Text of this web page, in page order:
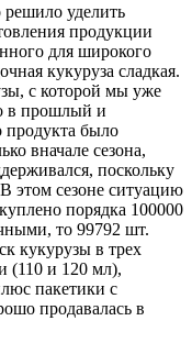
решило уделить
продукции
для широкого
кукуруза сладкая.
с которой мы уже
в прошлый и
продукта было
вначале сезона,
поскольку
этом сезоне ситуацию
порядка 100000
то 99792 шт.
кукурузы в трех
(110 и 120 мл),
пакетики с
продавалась в